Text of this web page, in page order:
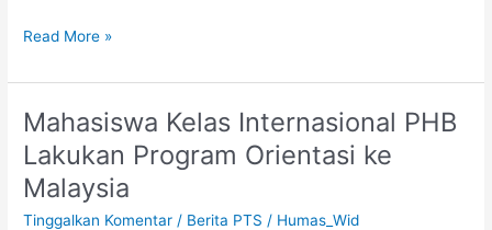
Read More »
Mahasiswa Kelas Internasional PHB
Lakukan Program Orientasi ke
Malaysia
Tinggalkan Komentar / Berita PTS / Humas_Wid
Mahasiswa
Kelas
Internasional
PHB
Lakukan